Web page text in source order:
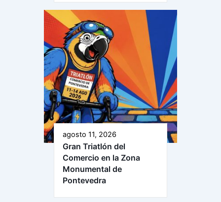
agosto 11, 2026
Gran Triatlón del
Comercio en la Zona
Monumental de
Pontevedra